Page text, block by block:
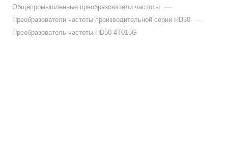
Общепромышленные преобразователи частоты —
Преобразователи частоты производительной серии HD50 —
Преобразователь частоты HD50-4T015G